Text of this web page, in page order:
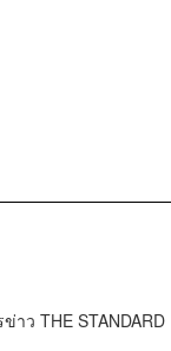
าว THE STANDARD